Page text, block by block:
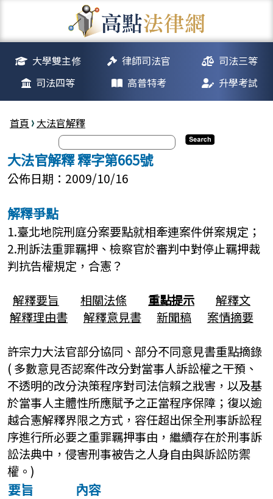
大學雙主修 律師司法官
司法三等
司法四等
高普特考 升學考試
首頁 大法官解釋
大法官解釋 釋字第665號
公佈日期：2009/10/16
解釋爭點
1.臺北地院刑庭分案要點就相牽連案件併案規定；
2.刑訴法重罪羈押、檢察官於審判中對停止羈押裁
判抗告權規定，合憲？
解釋要旨
相關法條 重點提示
解釋文
解釋理由書
解釋意見書 新聞稿
案情摘要
許宗力大法官部分協同、部分不同意見書重點摘錄
( 多數意見否認案件改分對當事人訴訟權之干預、
不透明的改分決策程序對司法信賴之戕害，以及基
於當事人主體性所應賦予之正當程序保障；復以逾
越合憲解釋界限之方式，容任超出保全刑事訴訟程
序進行所必要之重罪羈押事由，繼續存在於刑事訴
訟法典中，侵害刑事被告之人身自由與訴訟防禦
權。)
要旨 內容